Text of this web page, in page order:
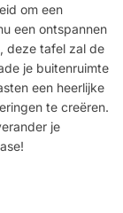
om een
een ontspannen
deze tafel zal de
je buitenruimte
een heerlijke
te creëren.
je